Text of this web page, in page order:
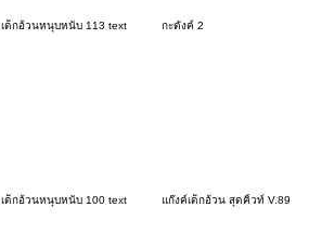
เด็กอ้วนหนุบหนับ 113 text กะตังค์ 2
เด็กอ้วนหนุบหนับ 100 text แก๊งค์เด็กอ้วน สุดคิ้วท์ V.89